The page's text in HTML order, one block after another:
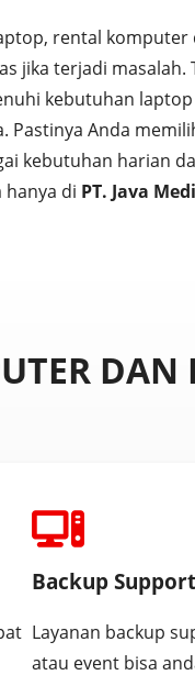
rental komputer
jika terjadi masalah.
kebutuhan
Anda
kebutuhan harian
di PT. Java
DAN
Backup Support
Layanan backup
atau event bisa